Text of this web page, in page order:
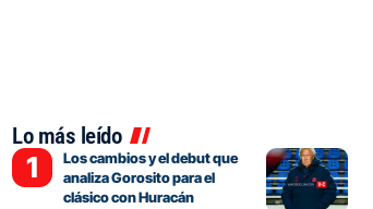
Lo más leído
Los cambios y el debut que
analiza Gorosito para el
clásico con Huracán